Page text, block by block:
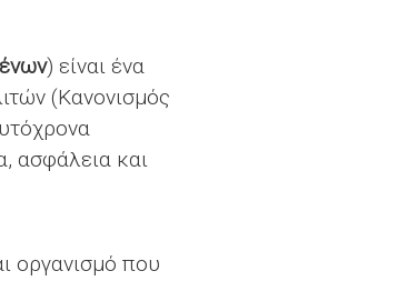
) είναι ένα
(Κανονισμός
ασφάλεια και
οργανισμό που